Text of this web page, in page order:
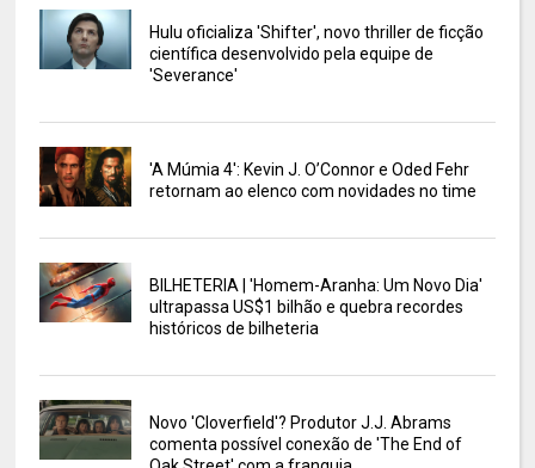
Hulu oficializa 'Shifter', novo thriller de ficção
científica desenvolvido pela equipe de
'Severance'
'A Múmia 4': Kevin J. O’Connor e Oded Fehr
retornam ao elenco com novidades no time
BILHETERIA | 'Homem-Aranha: Um Novo Dia'
ultrapassa US$1 bilhão e quebra recordes
históricos de bilheteria
Novo 'Cloverfield'? Produtor J.J. Abrams
comenta possível conexão de 'The End of